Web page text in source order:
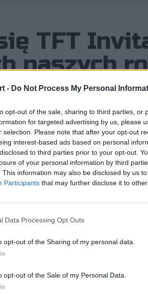
- Do Not Process My Personal
opt-out of the sale, sharing to third parties, or
for targeted advertising by us, please
selection. Please note that after your opt-out
interest-based ads based on personal
to third parties prior to your opt-out.
of your personal information by third
This information may also be disclosed by us
Participants that may further disclose it to
Data Processing Opt Outs
opt-out of the Sharing of my personal data.
opt-out of the Sale of my Personal Data.
TFT
naszych
horyzoncie pojawiają
planów wobec esportowej
z nich będzie dzisiejsze TFT
autobattlera od Riotu, a wśród
Lipka, Jakub "Lothar"
– znajdują się obecnie w kręgu
w gronie Arcymistrzów,
ale warto pamiętać, że
serwera.